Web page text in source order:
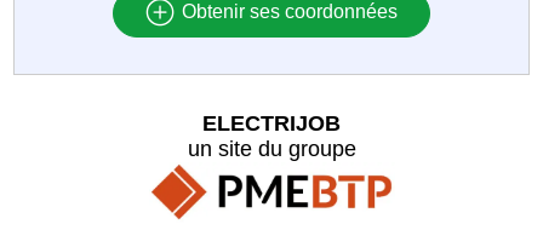
Obtenir ses coordonnées
ELECTRIJOB
un site du groupe